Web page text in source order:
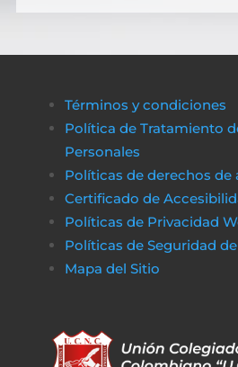
Términos y condiciones
Política de Tratamiento
Personales
Políticas de derechos de
Certificado de
Políticas de Privacidad
Políticas de Seguridad
Mapa del Sitio